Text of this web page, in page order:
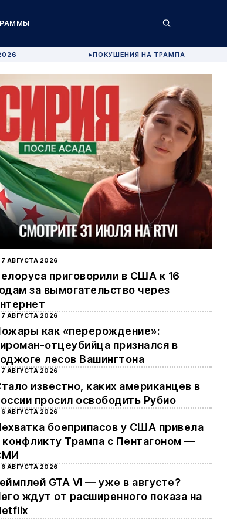
▶ПОКУШЕНИЯ НА ТРАМПА
АВГУСТА 2026
приговорили в США к 16
за вымогательство через
АВГУСТА 2026
как «перерождение»:
отцеубийца признался в
лесов Вашингтона
АВГУСТА 2026
известно, каких американцев в
просил освободить Рубио
АВГУСТА 2026
боеприпасов у США привела
конфликту Трампа с Пентагоном —
АВГУСТА 2026
GTA VI — уже в августе?
ждут от расширенного показа на